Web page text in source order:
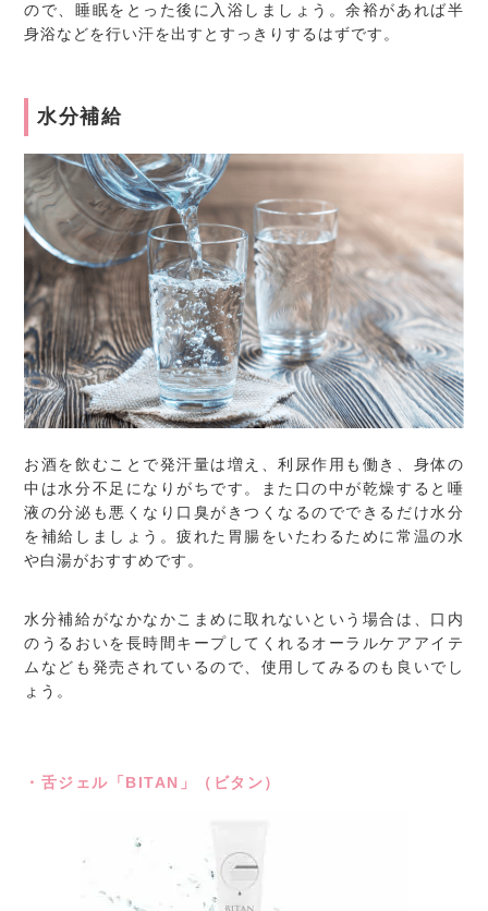
ので、睡眠をとった後に入浴しましょう。余裕があれば半
身浴などを行い汗を出すとすっきりするはずです。
水分補給
お酒を飲むことで発汗量は増え、利尿作用も働き、身体の
中は水分不足になりがちです。また口の中が乾燥すると唾
液の分泌も悪くなり口臭がきつくなるのでできるだけ水分
を補給しましょう。疲れた胃腸をいたわるために常温の水
や白湯がおすすめです。
水分補給がなかなかこまめに取れないという場合は、口内
のうるおいを長時間キープしてくれるオーラルケアアイテ
ムなども発売されているので、使用してみるのも良いでし
ょう。
・舌ジェル「BITAN」（ビタン）